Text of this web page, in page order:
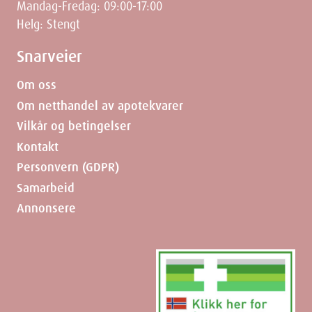
Width
Height
Depth
Mandag-Fredag: 09:00-17:00
Helg: Stengt
Snarveier
Om oss
Om netthandel av apotekvarer
Vilkår og betingelser
Kontakt
Personvern (GDPR)
Samarbeid
Annonsere